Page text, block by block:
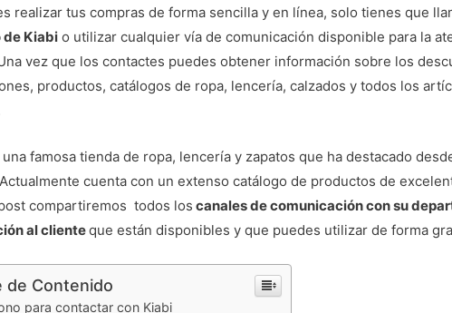
realizar tus compras de forma sencilla y en línea, solo tienes que
Kiabi o utilizar cualquier vía de comunicación disponible para la
vez que los contactes puedes obtener información sobre los
productos, catálogos de ropa, lencería, calzados y todos los
famosa tienda de ropa, lencería y zapatos que ha destacado
cuenta con un extenso catálogo de productos de
compartiremos todos los canales de comunicación con su
al clienteque están disponibles y que puedes utilizar de forma
de Contenido
para contactar con Kiabi